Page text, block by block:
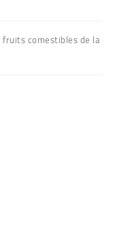
fruits comestibles de la